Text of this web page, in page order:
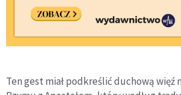
Ten gest miał podkreślić duchową więź